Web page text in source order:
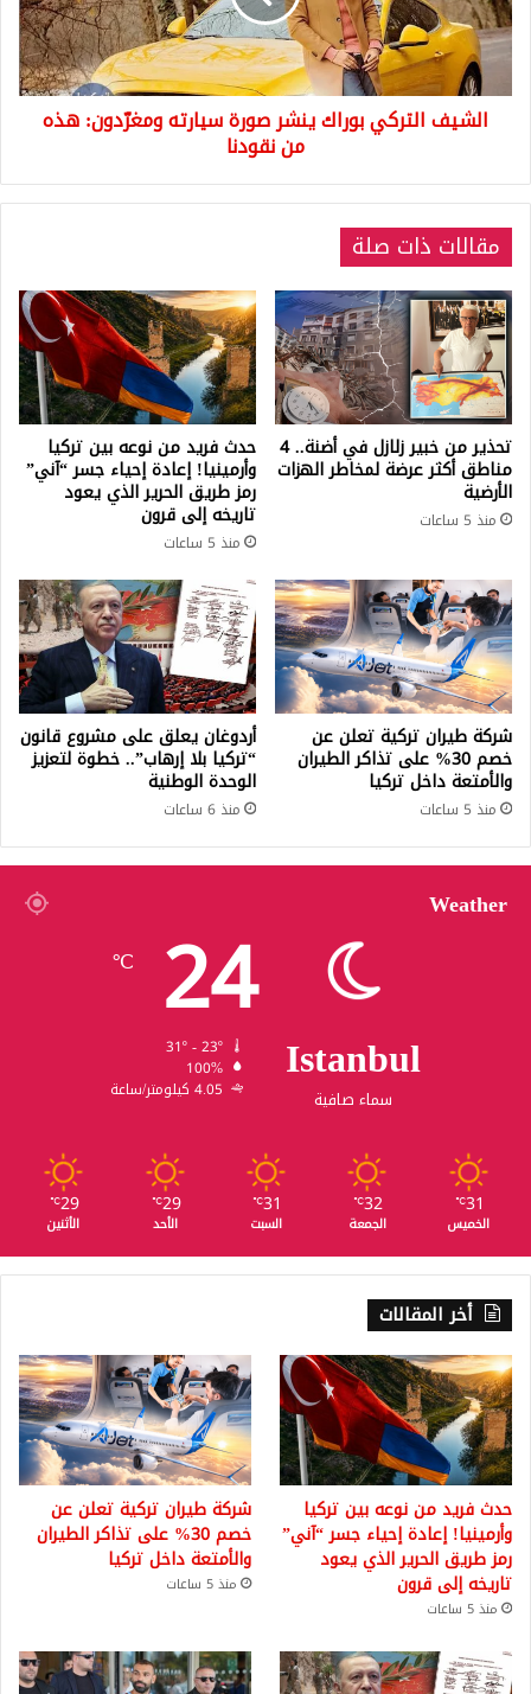
سيارته
ومغرّدون:
هذه
من
نقودناالشيف التركي بوراك ينشر صورة سيارته ومغرّدون: هذه
من نقودنا
مقالات ذات صلة
تحذير من خبير زلازل في أضنة.. 4
مناطق أكثر عرضة لمخاطر الهزات
الأرضية
منذ 5 ساعات
حدث فريد من نوعه بين تركيا
وأرمينيا! إعادة إحياء جسر “آني”
رمز طريق الحرير الذي يعود
تاريخه إلى قرون
منذ 5 ساعات
شركة طيران تركية تعلن عن
خصم 30% على تذاكر الطيران
والأمتعة داخل تركيا
منذ 5 ساعات
أردوغان يعلق على مشروع قانون
“تركيا بلا إرهاب”.. خطوة لتعزيز
الوحدة الوطنية
منذ 6 ساعات
Weather
Istanbul
سماء صافية
24
℃
100%
4.05 كيلومتر/ساعة
31
℃
الخميس
32
℃
الجمعة
31
℃
السبت
29
℃
الأحد
29
℃
الأثنين
أخر المقالات
حدث فريد من نوعه بين تركيا
وأرمينيا! إعادة إحياء جسر “آني”
رمز طريق الحرير الذي يعود
تاريخه إلى قرون
منذ 5 ساعات
شركة طيران تركية تعلن عن
خصم 30% على تذاكر الطيران
والأمتعة داخل تركيا
منذ 5 ساعات